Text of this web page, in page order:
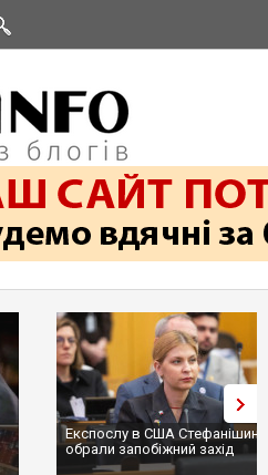
Експослу в США
обрали запобіжний захід